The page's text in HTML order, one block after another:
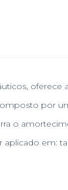
por
o
em: